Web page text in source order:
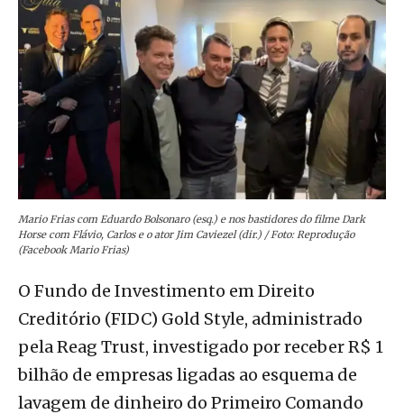
Mario Frias com Eduardo Bolsonaro (esq.) e nos bastidores do filme Dark
Horse com Flávio, Carlos e o ator Jim Caviezel (dir.) / Foto: Reprodução
(Facebook Mario Frias)
O Fundo de Investimento em Direito
Creditório (FIDC) Gold Style, administrado
pela Reag Trust, investigado por receber R$ 1
bilhão de empresas ligadas ao esquema de
lavagem de dinheiro do Primeiro Comando